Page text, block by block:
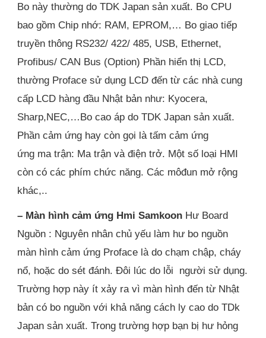
Bo này thường do TDK Japan sản xuất. Bo CPU
bao gồm Chip nhớ: RAM, EPROM,… Bo giao tiếp
truyền thông RS232/ 422/ 485, USB, Ethernet,
Profibus/ CAN Bus (Option) Phần hiển thị LCD,
thường Proface sử dụng LCD đến từ các nhà cung
cấp LCD hàng đầu Nhật bản như: Kyocera,
Sharp,NEC,…Bo cao áp do TDK Japan sản xuất.
Phần cảm ứng hay còn gọi là tấm cảm ứng
ứng ma trận: Ma trận và điện trở. Một số loại HMI
còn có các phím chức năng. Các môđun mở rộng
khác,..
– Màn hình cảm ứng Hmi Samkoon Hư Board
Nguồn : Nguyên nhân chủ yếu làm hư bo nguồn
màn hình cảm ứng Proface là do chạm chập, cháy
nổ, hoặc do sét đánh. Đôi lúc do lỗi người sử dụng.
Trường hợp này ít xảy ra vì màn hình đến từ Nhật
bản có bo nguồn với khả năng cách ly cao do TDk
Japan sản xuất. Trong trường hợp bạn bị hư hỏng